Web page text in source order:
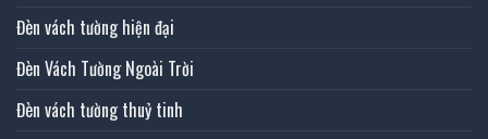
Đèn vách tường hiện đại
Đèn Vách Tường Ngoài Trời
Đèn vách tường thuỷ tinh